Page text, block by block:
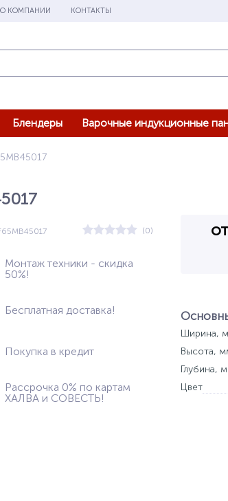
О КОМПАНИИ КОНТАКТЫ
Блендеры Варочные индукционные
(0)
Монтаж техники - скидка
50%!
Бесплатная доставка!
Покупка в кредит
Рассрочка 0% по картам
ХАЛВА и СОВЕСТЬ!
Ширина,
Высота,
Глубина,
Цвет